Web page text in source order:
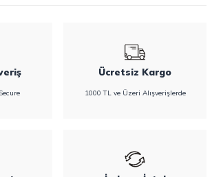
Ücretsiz Kargo
1000 TL ve Üzeri Alışverişlerde